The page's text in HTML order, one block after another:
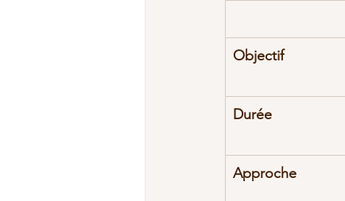
Objectif
Durée
Approche